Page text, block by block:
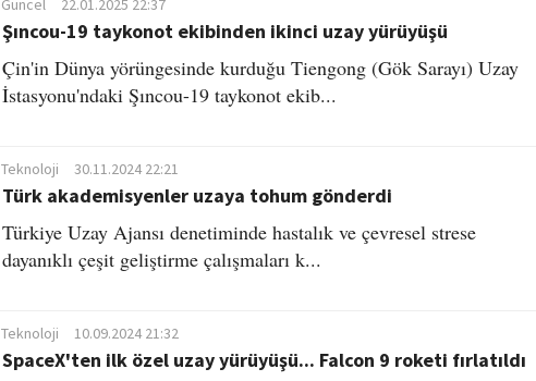
Güncel 22.01.2025 22:37
Şıncou-19 taykonot ekibinden ikinci uzay yürüyüşü
Çin'in Dünya yörüngesinde kurduğu Tiengong (Gök Sarayı) Uzay
İstasyonu'ndaki Şıncou-19 taykonot ekib...
Teknoloji 30.11.2024 22:21
Türk akademisyenler uzaya tohum gönderdi
Türkiye Uzay Ajansı denetiminde hastalık ve çevresel strese
dayanıklı çeşit geliştirme çalışmaları k...
Teknoloji 10.09.2024 21:32
SpaceX'ten ilk özel uzay yürüyüşü... Falcon 9 roketi fırlatıldı​